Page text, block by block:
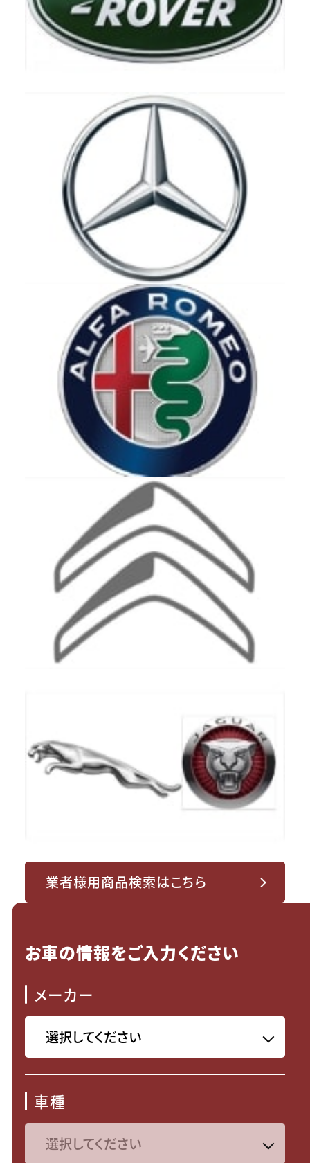
業者様用商品検索はこちら
お車の情報をご入力ください
メーカー
車種